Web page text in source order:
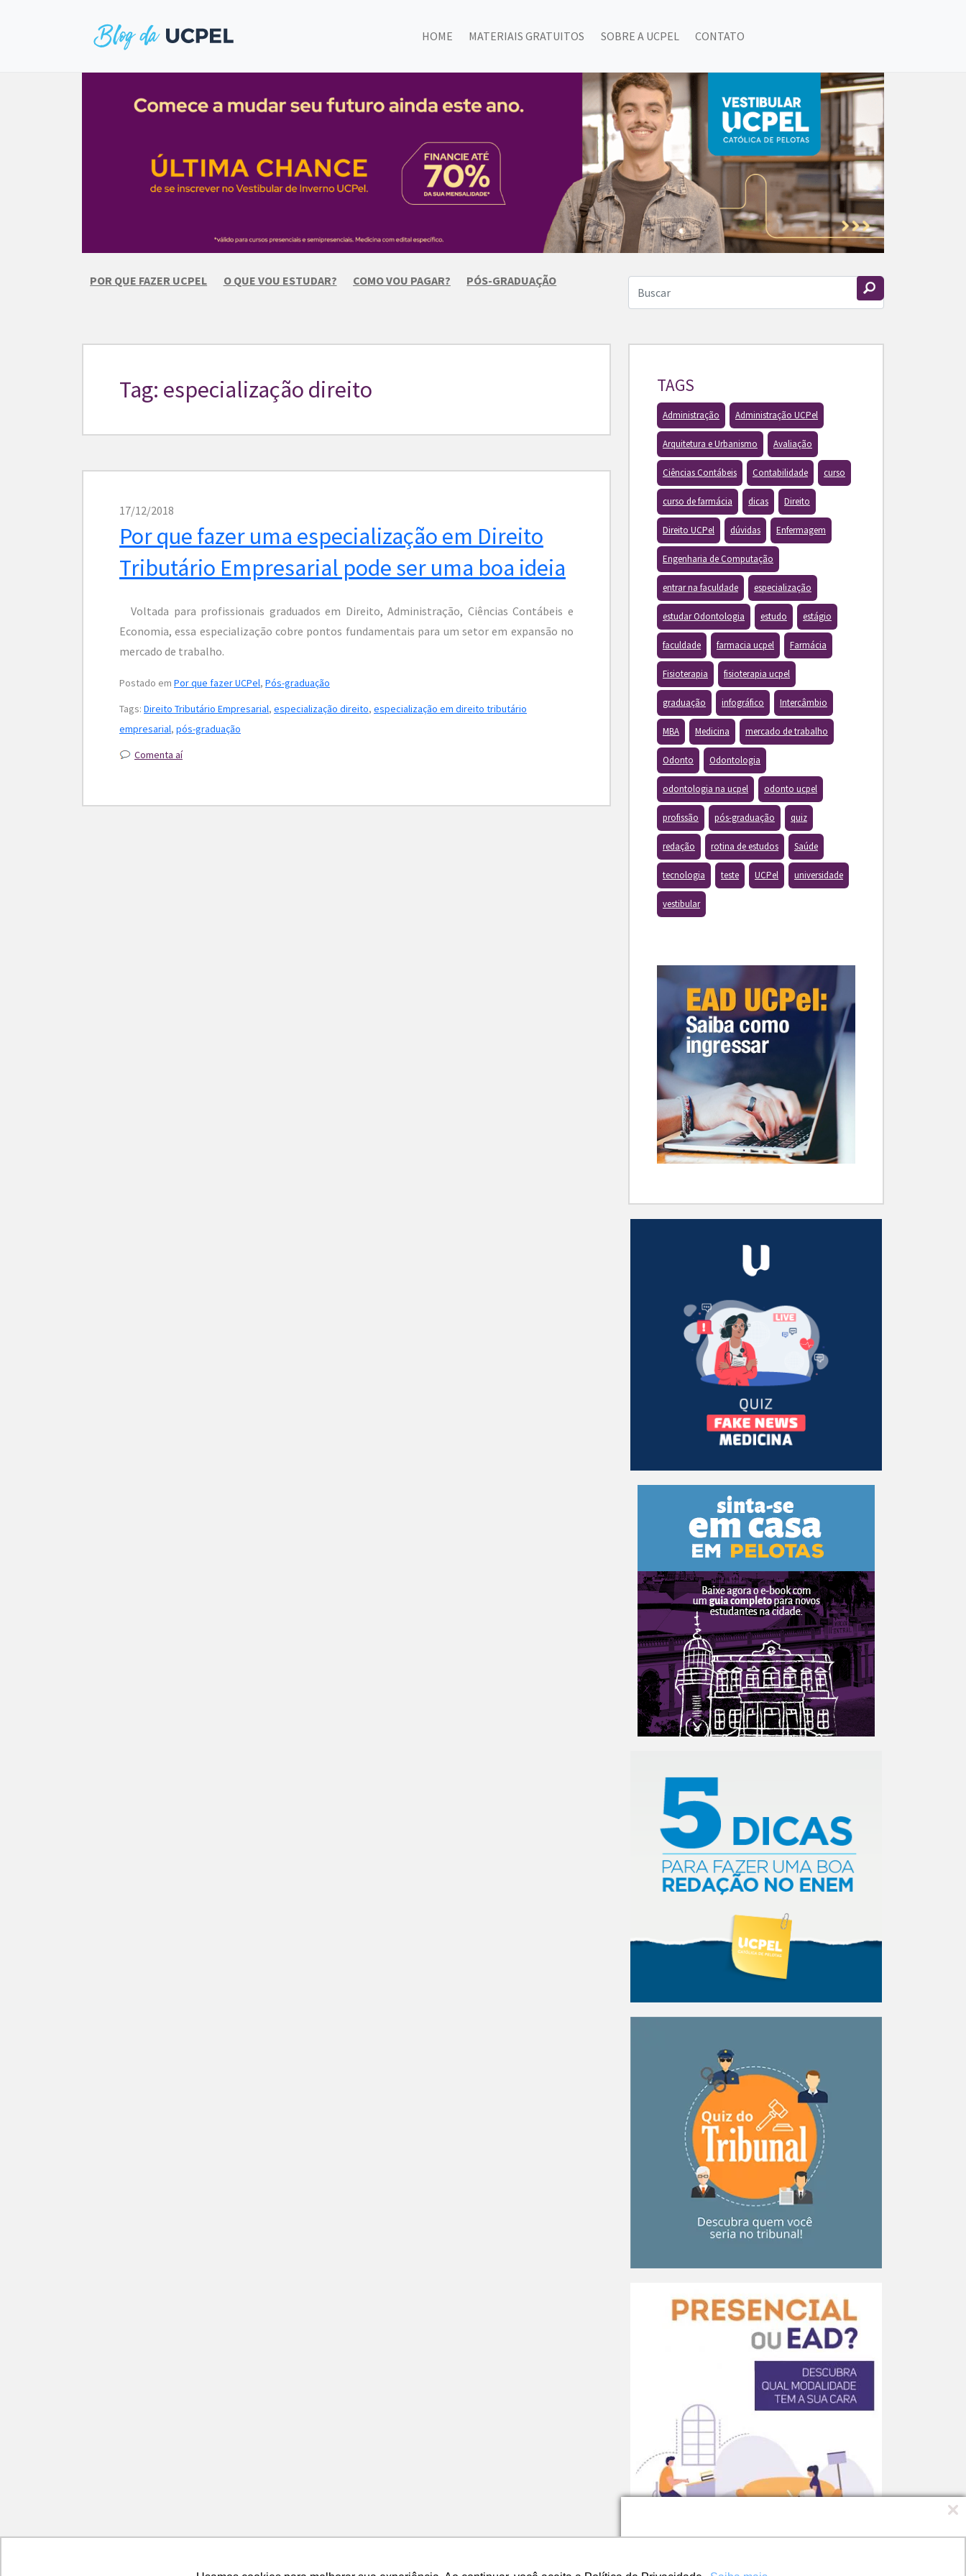
HOME MATERIAIS GRATUITOS SOBRE A UCPEL CONTATO
POR QUE FAZER UCPEL O QUE VOU ESTUDAR? COMO VOU PAGAR? PÓS-GRADUAÇÃO
Tag: especialização direito
17/12/2018
Por que fazer uma especialização em Direito
Tributário Empresarial pode ser uma boa ideia
Voltada para profissionais graduados em Direito, Administração, Ciências Contábeis e
Economia, essa especialização cobre pontos fundamentais para um setor em expansão no
mercado de trabalho.
Postado em Por que fazer UCPel, Pós-graduação
Tags: Direito Tributário Empresarial, especialização direito, especialização em direito tributário
empresarial, pós-graduação
Comenta aí
TAGS
Administração Administração UCPel
Arquitetura e Urbanismo Avaliação
Ciências Contábeis Contabilidade curso
curso de farmácia dicas Direito
Direito UCPel dúvidas Enfermagem
Engenharia de Computação
entrar na faculdade especialização
estudar Odontologia estudo estágio
faculdade farmacia ucpel Farmácia
Fisioterapia fisioterapia ucpel
graduação infográfico Intercâmbio
MBA Medicina mercado de trabalho
Odonto Odontologia
odontologia na ucpel odonto ucpel
profissão pós-graduação quiz
redação rotina de estudos Saúde
tecnologia teste UCPel universidade
vestibular